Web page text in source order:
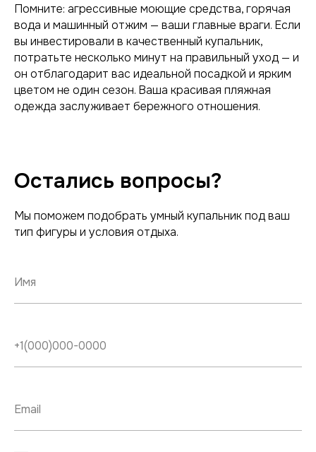
Помните: агрессивные моющие средства, горячая
вода и машинный отжим — ваши главные враги. Если
вы инвестировали в качественный купальник,
потратьте несколько минут на правильный уход — и
он отблагодарит вас идеальной посадкой и ярким
цветом не один сезон. Ваша красивая пляжная
одежда заслуживает бережного отношения.
Остались вопросы?
Мы поможем подобрать умный купальник под ваш
тип фигуры и условия отдыха.